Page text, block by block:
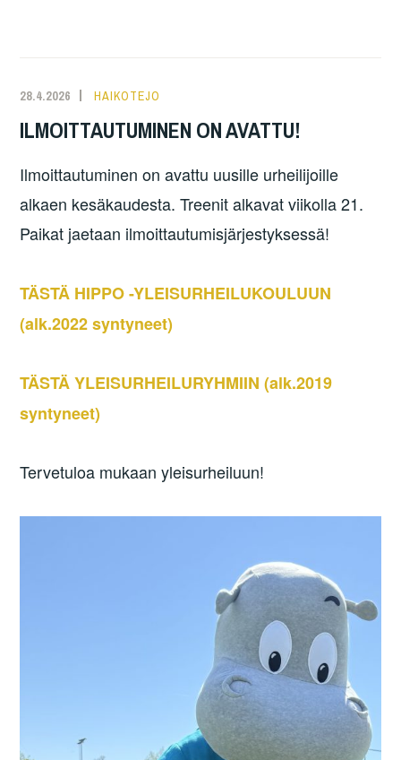
28.4.2026 HAIKOTEJO
ILMOITTAUTUMINEN ON AVATTU!
Ilmoittautuminen on avattu uusille urheilijoille
alkaen kesäkaudesta. Treenit alkavat viikolla 21.
Paikat jaetaan ilmoittautumisjärjestyksessä!
TÄSTÄ HIPPO -YLEISURHEILUKOULUUN
(alk.2022 syntyneet)
TÄSTÄ YLEISURHEILURYHMIIN (alk.2019
syntyneet)
Tervetuloa mukaan yleisurheiluun!